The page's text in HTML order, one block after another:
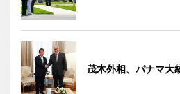
茂木外相、パナマ大